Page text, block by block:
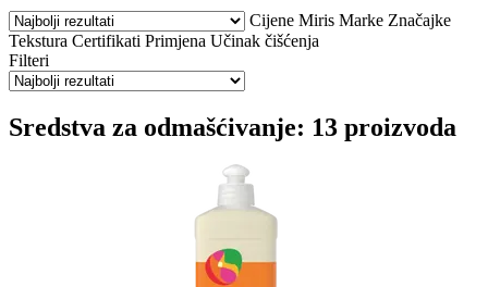
Cijene Miris Marke Značajke
Tekstura Certifikati Primjena Učinak čišćenja
Filteri
Sredstva za odmašćivanje: 13 proizvoda